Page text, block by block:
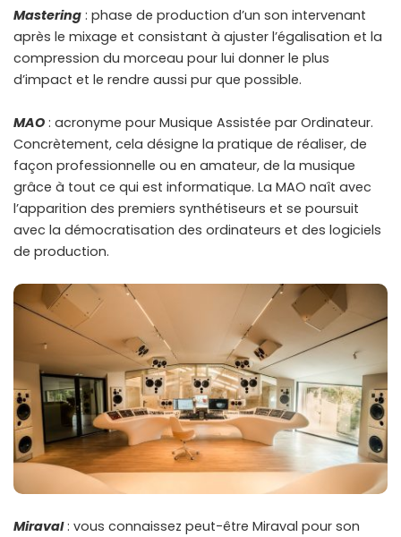
Mastering : phase de production d’un son intervenant
après le mixage et consistant à ajuster l’égalisation et la
compression du morceau pour lui donner le plus
d’impact et le rendre aussi pur que possible.
MAO : acronyme pour Musique Assistée par Ordinateur.
Concrètement, cela désigne la pratique de réaliser, de
façon professionnelle ou en amateur, de la musique
grâce à tout ce qui est informatique. La MAO naît avec
l’apparition des premiers synthétiseurs et se poursuit
avec la démocratisation des ordinateurs et des logiciels
de production.
Miraval: vous connaissez peut-être Miraval pour son